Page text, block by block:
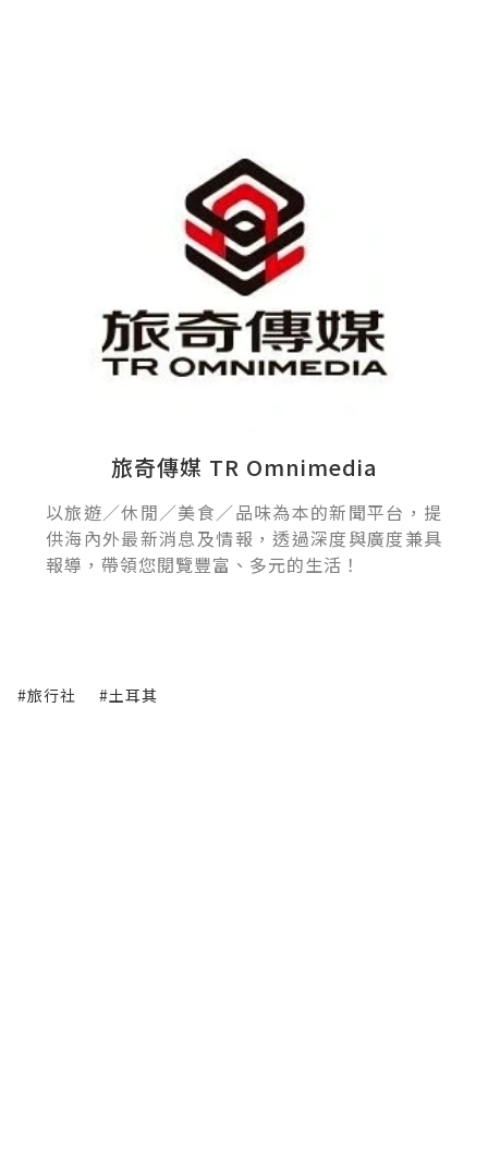
旅奇傳媒 TR Omnimedia
以旅遊／休閒／美食／品味為本的新聞平台，提
供海內外最新消息及情報，透過深度與廣度兼具
報導，帶領您閱覽豐富、多元的生活！
#旅行社 #土耳其